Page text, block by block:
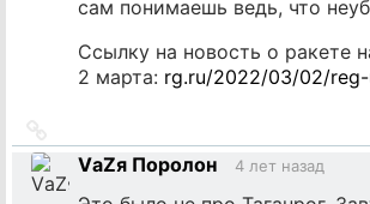
сам понимаешь ведь, что
Ссылку на новость о ракете
2 марта: rg.ru/2022/03/02/
на
источник
VаZя Поролон 4 лет назад